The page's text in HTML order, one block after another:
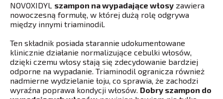
NOVOXIDYL szampon na wypadające włosy zawiera
nowoczesną formułę, w której dużą rolę odgrywa
między innymi triaminodil.
Ten składnik posiada starannie udokumentowane
klinicznie działanie normalizujące cebulki włosów,
dzięki czemu włosy stają się zdecydowanie bardziej
odporne na wypadanie. Triaminodil ogranicza również
nadmierne wydzielanie łoju, co sprawia, że zachodzi
wyraźna poprawa kondycji włosów. Dobry szampon do